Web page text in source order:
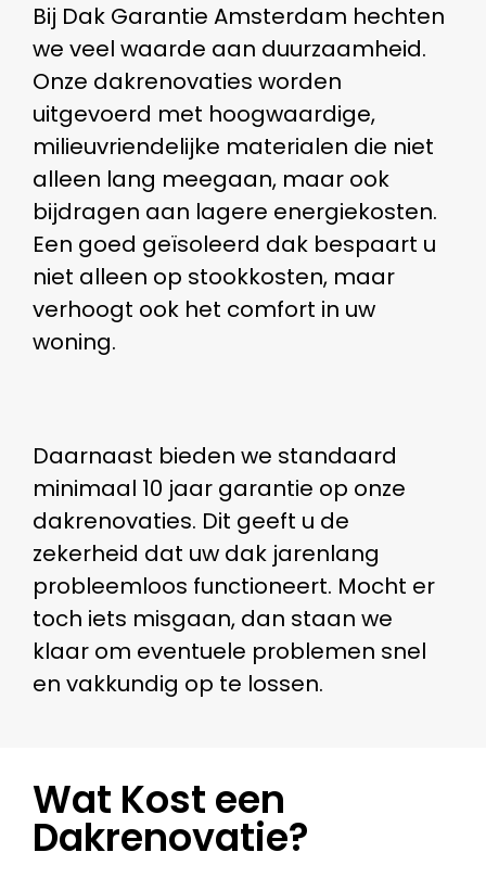
Bij Dak Garantie Amsterdam hechten
we veel waarde aan duurzaamheid.
Onze dakrenovaties worden
uitgevoerd met hoogwaardige,
milieuvriendelijke materialen die niet
alleen lang meegaan, maar ook
bijdragen aan lagere energiekosten.
Een goed geïsoleerd dak bespaart u
niet alleen op stookkosten, maar
verhoogt ook het comfort in uw
woning.
Daarnaast bieden we standaard
minimaal 10 jaar garantie op onze
dakrenovaties. Dit geeft u de
zekerheid dat uw dak jarenlang
probleemloos functioneert. Mocht er
toch iets misgaan, dan staan we
klaar om eventuele problemen snel
en vakkundig op te lossen.
Wat Kost een
Dakrenovatie?